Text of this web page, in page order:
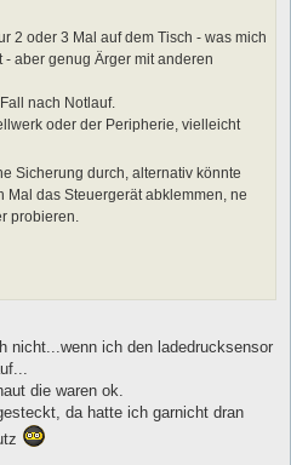
2 oder 3 Mal auf dem Tisch - was mich
aber genug Ärger mit anderen
nach Notlauf.
oder der Peripherie, vielleicht
Sicherung durch, alternativ könnte
das Steuergerät abklemmen, ne
probieren.
nicht...wenn ich den ladedrucksensor
die waren ok.
da hatte ich garnicht dran